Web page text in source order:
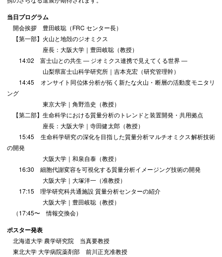
当日プログラム
開会挨拶 豊⽥岐聡（FRC センター長）
【第一部】⽕⼭と地殻のジオミクス
座長：⼤阪⼤学｜豊⽥岐聡（教授）
14:02 富⼠⼭との共⽣ ― ジオミクス連携で⾒えてくる世界 ―
⼭梨県富⼠⼭科学研究所｜吉本充宏（研究管理幹）
14:45 オンサイト同位体分析が拓く新たな⽕⼭・断層の活動度モニタリ
ング
東京⼤学｜⾓野浩史（教授）
【第二部】⽣命科学における質量分析のトレンドと装置開発・共⽤拠点
座長：⼤阪⼤学｜寺田健太郎（教授）
15:45 ⽣命科学研究の深化を⽬指した質量分析マルチオミクス解析技術
の開発
⼤阪⼤学｜和泉⾃泰（教授）
16:30 細胞代謝変容を可視化する質量分析イメージング技術の開発
⼤阪⼤学｜⼤塚洋⼀（准教授）
17:15 理学研究科共通施設 質量分析センターの紹介
⼤阪⼤学｜豊⽥岐聡（教授）
（17:45〜 情報交換会）
ポスター発表
北海道大学 農学研究院 当真要教授
東北大学 大学病院薬剤部 前川正充准教授